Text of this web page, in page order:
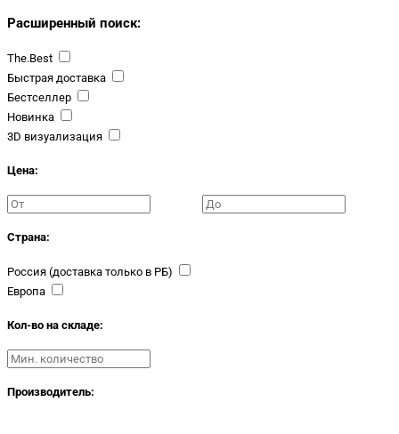
Расширенный поиск:
The.Best
Быстрая доставка
Бестселлер
Новинка
3D визуализация
Цена:
Страна:
Россия (доставка только в РБ)
Европа
Кол-во на складе:
Производитель: